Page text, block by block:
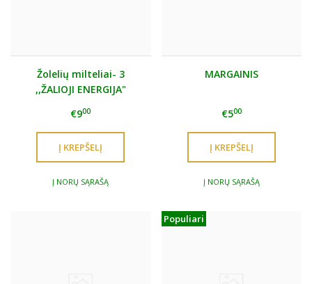
Žolelių milteliai- 3
,,ŽALIOJI ENERGIJA"
€900
Į NORŲ SĄRAŠĄ
MARGAINIS
€500
Į NORŲ SĄRAŠĄ
Populiari